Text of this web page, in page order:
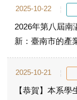
2025-10-22
2026年第八屆南
新：臺南市的產
2025-10-21
【恭賀】本系